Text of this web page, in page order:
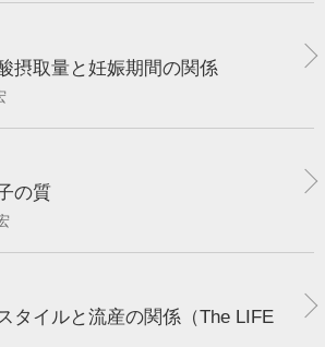
摂取量と妊娠期間の関係
の質
タイルと流産の関係（The LIFE